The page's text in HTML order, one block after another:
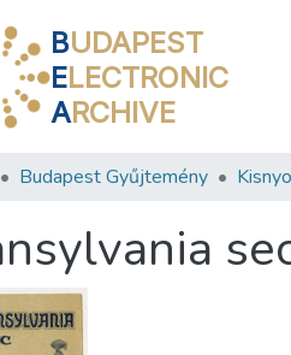
BUDAPEST
ELECTRONIC
ARCHIVE
Budapest Gyűjtemény